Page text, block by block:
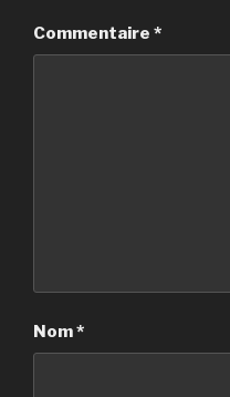
Commentaire *
Nom*